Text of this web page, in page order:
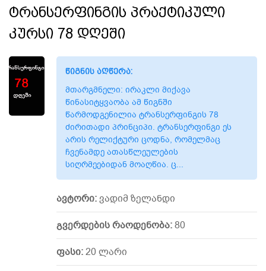
ტრანსერფინგის პრაქტიკული
კურსი 78 დღეში
წიგნის აღწერა:
მთარგმნელი: ირაკლი მიქავა
წინასიტყვაობა ამ წიგნში
წარმოდგენილია ტრანსერფინგის 78
ძირითადი პრინციპი. ტრანსერფინგი ეს
არის რელიქტური ცოდნა, რომელმაც
ჩვენამდე ათასწლეულების
სიღრმეებიდან მოაღწია. ც...
ავტორი:ვადიმ ზელანდი
გვერდების რაოდენობა:80
ფასი:20 ლარი